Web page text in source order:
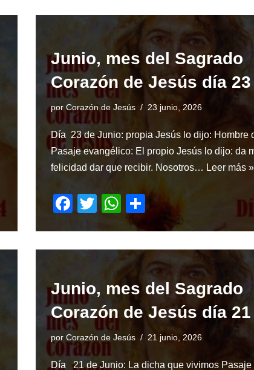
b
o
o
k
er s
p
p
e
Junio, mes del Sagrado
Corazón de Jesús día 23
por Corazón de Jesús 23 junio, 2026
Día 23 de Junio: propia Jesús lo dijo: Hombre
Pasaje evangélico: El propio Jesús lo dijo: da
felicidad dar que recibir. Nosotros… Leer más »
F
b
o
o
k
T
er
W
h
s
A
p
p
S
h
e
Junio, mes del Sagrado
Corazón de Jesús día 21
por Corazón de Jesús 21 junio, 2026
Día 21 de Junio: La dicha que vivimos Pasaje